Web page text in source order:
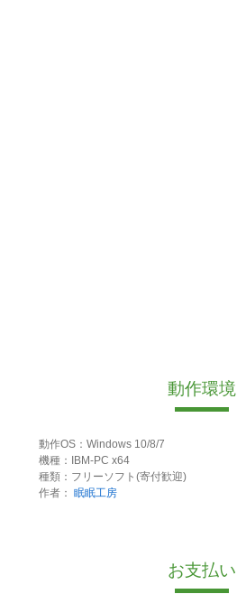
動作環境
動作OS：Windows 10/8/7
機種：IBM-PC x64
種類：フリーソフト(寄付歓迎)
作者： 眠眠工房
お支払い